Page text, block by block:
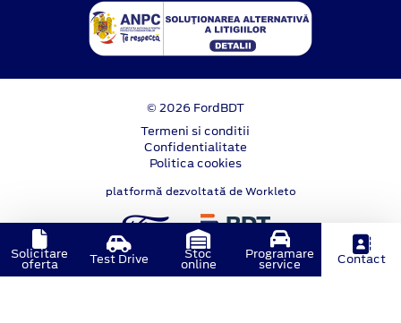
© 2026 FordBDT
Termeni si conditii
Confidentialitate
Politica cookies
platformă dezvoltată de Workleto
Solicitare
oferta Test Drive Stoc
online
Programare
service Contact